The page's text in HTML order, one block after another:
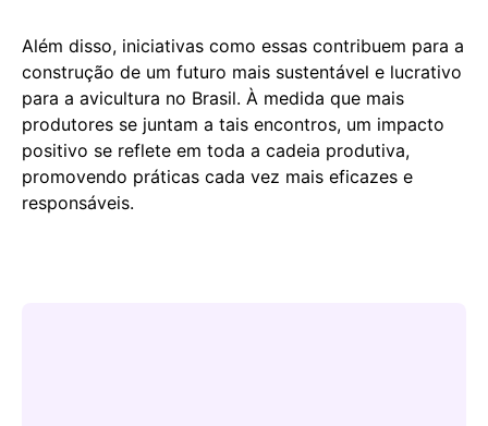
Além disso, iniciativas como essas contribuem para a
construção de um futuro mais sustentável e lucrativo
para a avicultura no Brasil. À medida que mais
produtores se juntam a tais encontros, um impacto
positivo se reflete em toda a cadeia produtiva,
promovendo práticas cada vez mais eficazes e
responsáveis.